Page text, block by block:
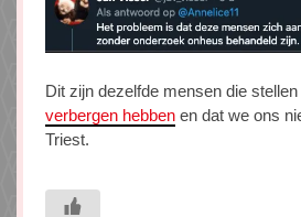
Dit zijn dezelfde mensen die stellen
verbergen hebben en dat we ons
Triest.